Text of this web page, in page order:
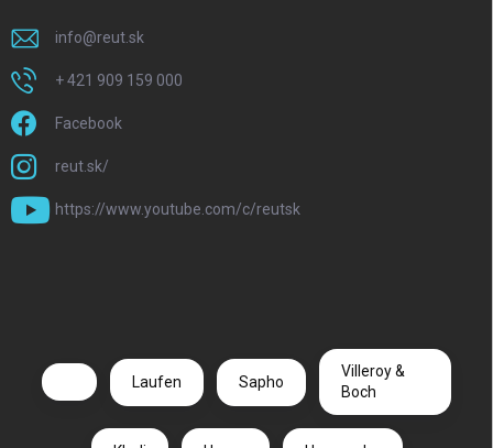
info@reut.sk
+ 421 909 159 000
Facebook
reut.sk/
https://www.youtube.com/c/reutsk
Laufen Sapho
Villeroy &
Boch